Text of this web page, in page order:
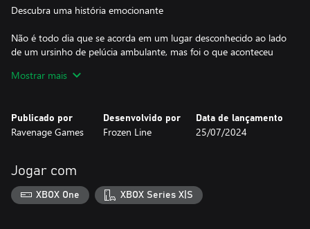
Descubra uma história emocionante
Não é todo dia que se acorda em um lugar desconhecido ao lado
de um ursinho de pelúcia ambulante, mas foi o que aconteceu
desvendado - e que é apenas o início da história comovente de
Supere desafios difíceis
explorar o mundo. Você controla Griffin diretamente, mas
também pode pegar, arremessar e dar ordens ao seu ursinho
companheiro para ajudar no seu progresso.
Mostrar mais
Publicado por
Ravenage Games
Desenvolvido por
Frozen Line
Data de lançamento
25/07/2024
Jogar com
XBOX One XBOX Series X|S